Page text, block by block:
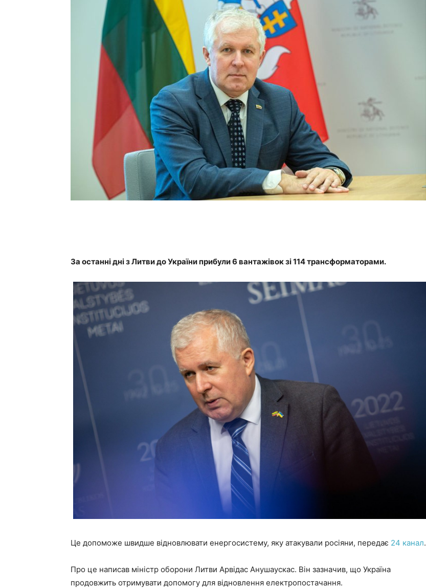
За останні дні з Литви до України прибули 6 вантажівок зі 114 трансформаторами.
Це допоможе швидше відновлювати енергосистему, яку атакували росіяни, передає 24 канал.
Про це написав міністр оборони Литви Арвідас Анушаускас. Він зазначив, що Україна
продовжить отримувати допомогу для відновлення електропостачання.